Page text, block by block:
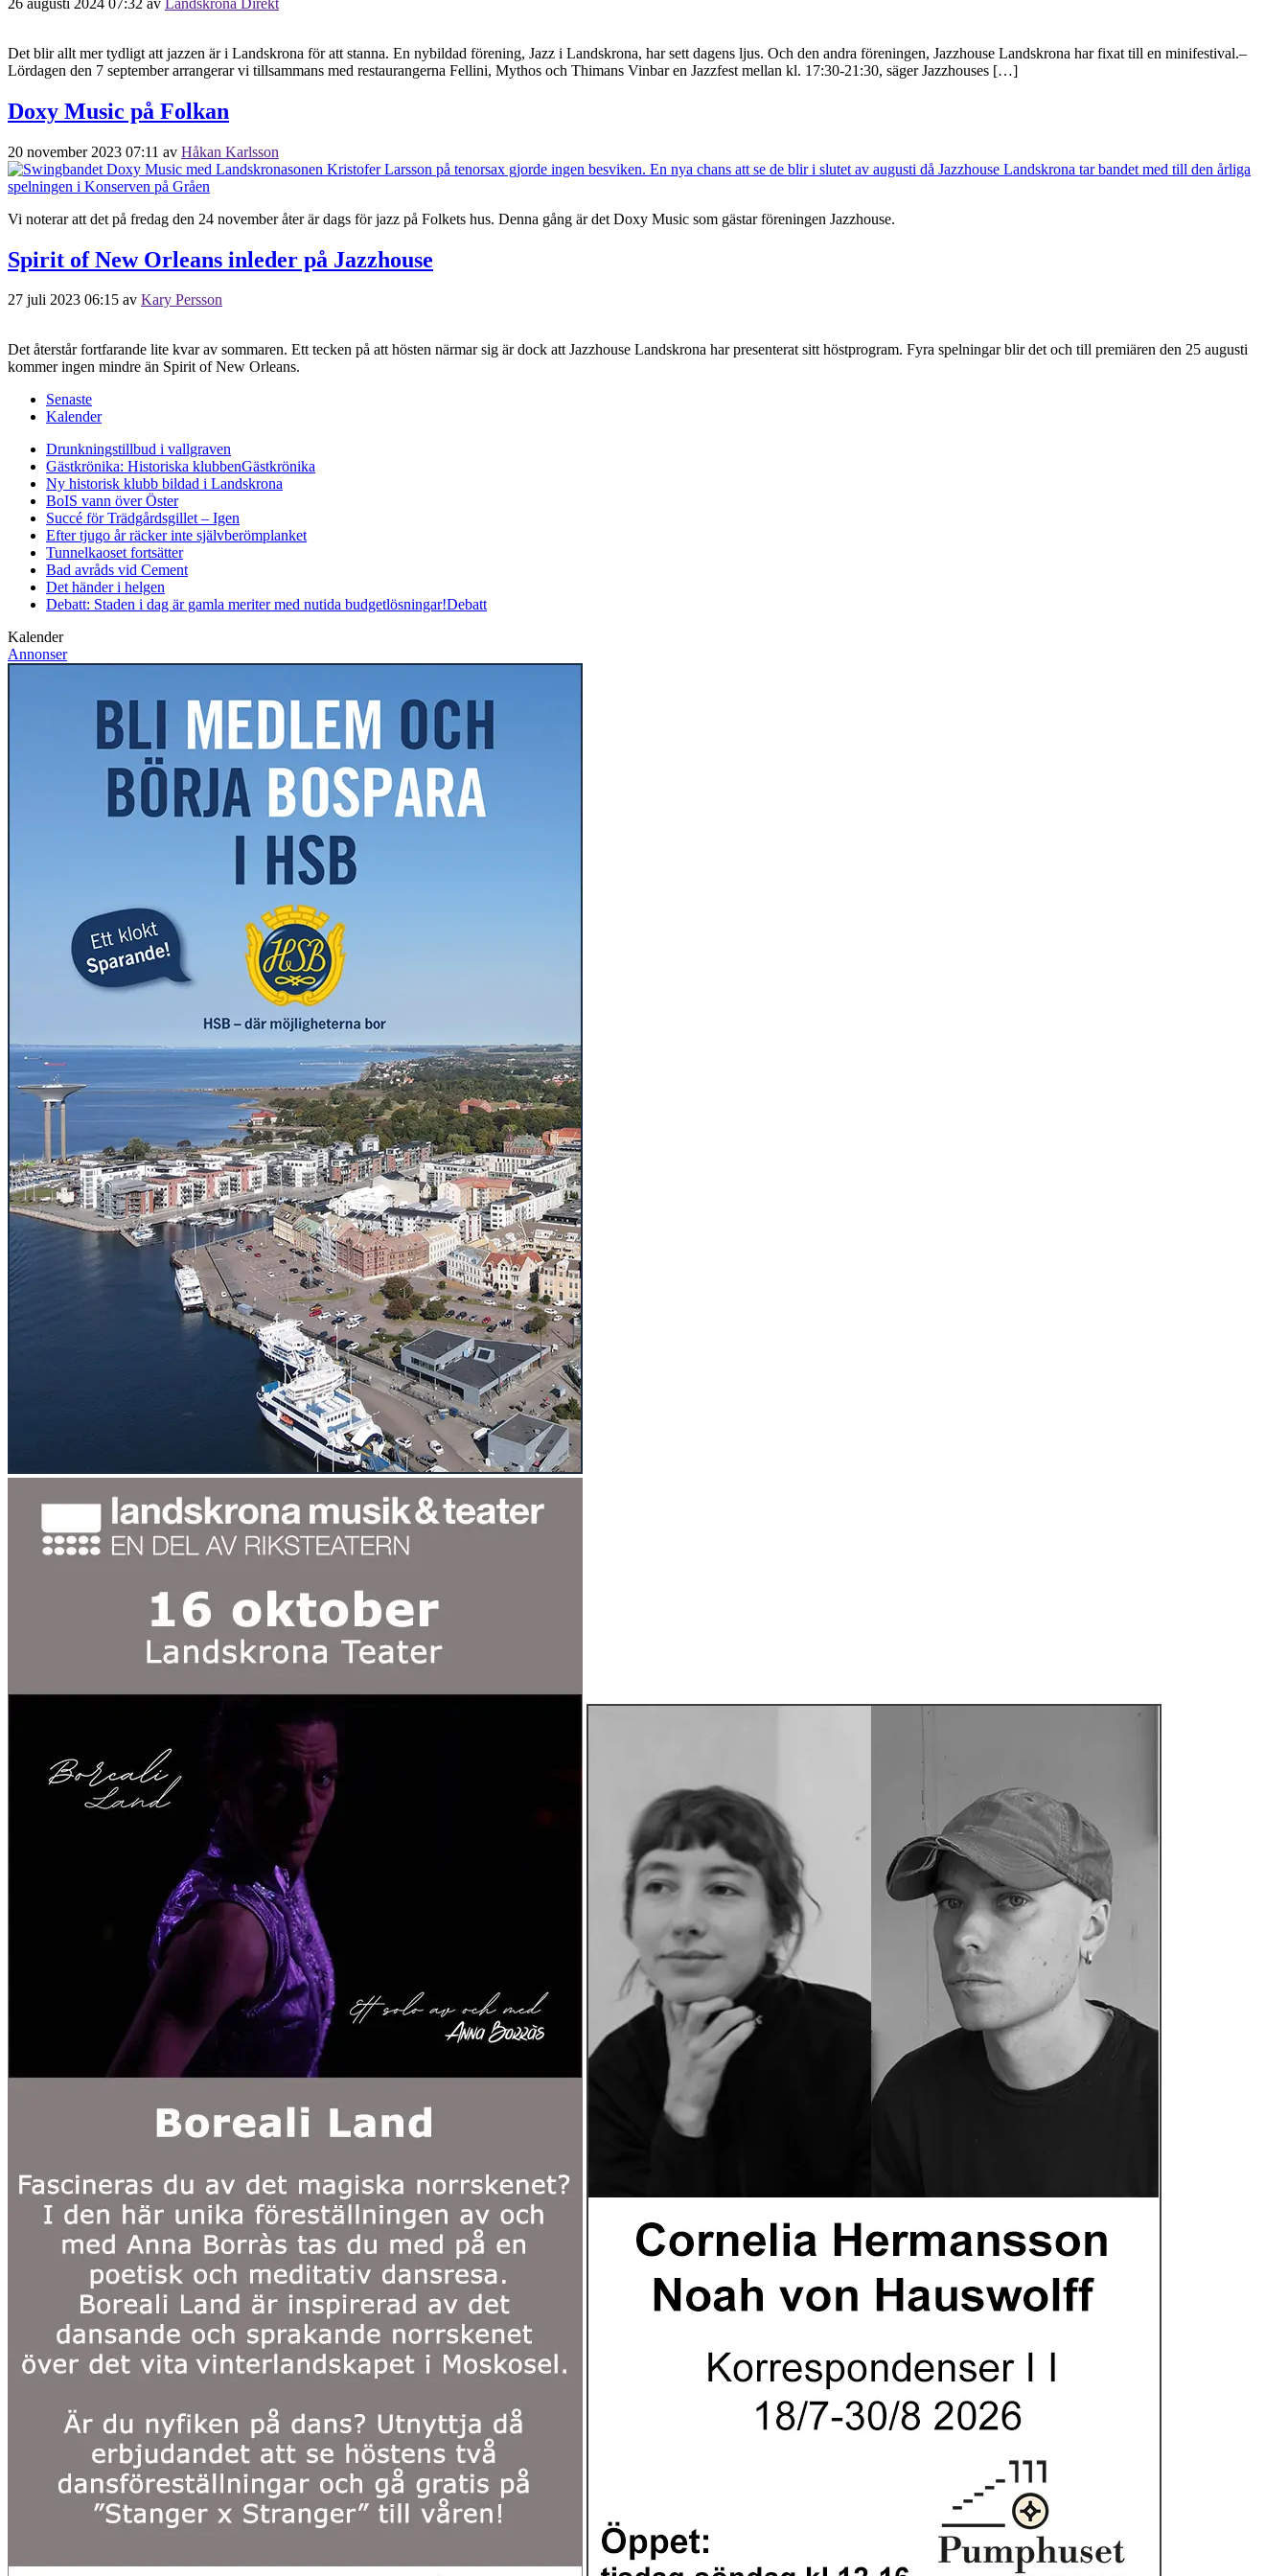
Det blir allt mer tydligt att jazzen är i Landskrona för att stanna. En nybildad förening, Jazz i Landskrona, har sett dagens ljus. Och den andra föreningen, Jazzhouse Landskrona har fixat till en minifestival.–
Lördagen den 7 september arrangerar vi tillsammans med restaurangerna Fellini, Mythos och Thimans Vinbar en Jazzfest mellan kl. 17:30-21:30, säger Jazzhouses […]
Doxy Music på Folkan
20 november 2023 07:11 av Håkan Karlsson
Vi noterar att det på fredag den 24 november åter är dags för jazz på Folkets hus. Denna gång är det Doxy Music som gästar föreningen Jazzhouse.
Spirit of New Orleans inleder på Jazzhouse
27 juli 2023 06:15 av Kary Persson
Det återstår fortfarande lite kvar av sommaren. Ett tecken på att hösten närmar sig är dock att Jazzhouse Landskrona har presenterat sitt höstprogram. Fyra spelningar blir det och till premiären den 25 augusti
kommer ingen mindre än Spirit of New Orleans.
Senaste
Kalender
Drunkningstillbud i vallgraven
Gästkrönika: Historiska klubbenGästkrönika
Ny historisk klubb bildad i Landskrona
BoIS vann över Öster
Succé för Trädgårdsgillet – Igen
Efter tjugo år räcker inte självberömplanket
Tunnelkaoset fortsätter
Bad avråds vid Cement
Det händer i helgen
Debatt: Staden i dag är gamla meriter med nutida budgetlösningar!Debatt
Kalender
Annonser